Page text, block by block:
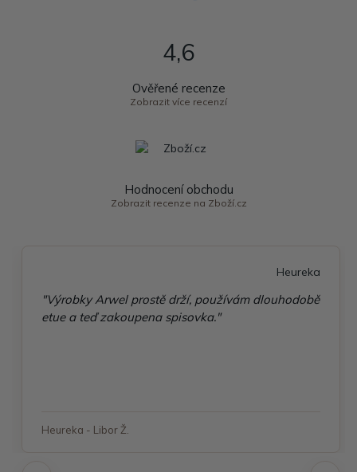
4,6
Ověřené recenze
Zobrazit více recenzí
Hodnocení obchodu
Zobrazit recenze na Zboží.cz
Heureka
"Výrobky Arwel prostě drží, používám dlouhodobě
etue a teď zakoupena spisovka."
Heureka - Libor Ž.